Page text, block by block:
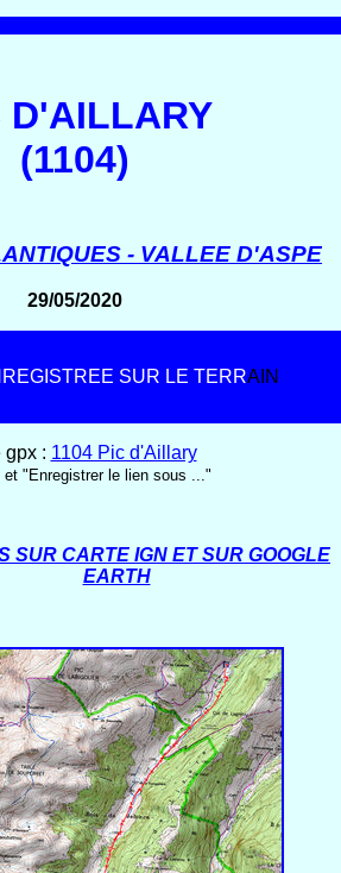
D'AILLARY
(1104)
- VALLEE D'ASPE
29/05/2020
REG STREE SUR LE TERRA N
gpx : 1104 Pic d'Aillary
et "Enregistrer le lien sous ..."
SUR CARTE IGN ET SUR GOOGLE
EARTH